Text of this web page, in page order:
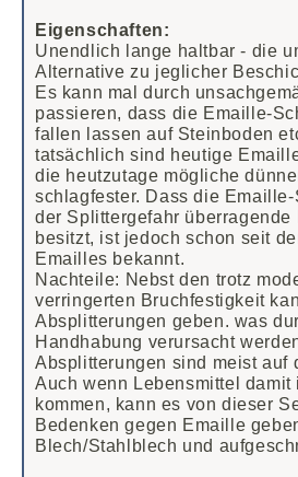
Eigenschaften:
Unendlich lange haltbar - die
Alternative zu jeglicher
Es kann mal durch
passieren, dass die Emaille-
fallen lassen auf Steinboden
tatsächlich sind heutige
die heutzutage mögliche
schlagfester. Dass die
der Splittergefahr überragende
besitzt, ist jedoch schon seit
Emailles bekannt.
Nachteile: Nebst den trotz
verringerten Bruchfestigkeit
Absplitterungen geben. was
Handhabung verursacht
Absplitterungen sind meist auf
Auch wenn Lebensmittel damit
kommen, kann es von dieser
Bedenken gegen Emaille
Blech/Stahlblech und